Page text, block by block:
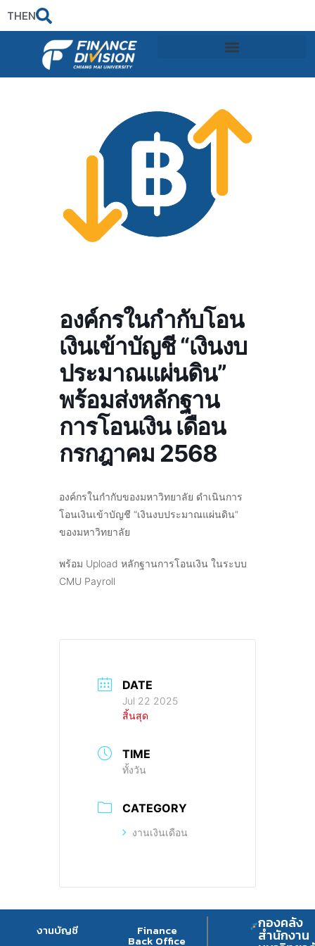
THEN
องค์กรในกำกับโอน
เงินเข้าบัญชี “เงินงบ
ประมาณแผ่นดิน”
พร้อมส่งหลักฐาน
การโอนเงิน เดือน
กรกฎาคม 2568
องค์กรในกำกับของมหาวิทยาลัย ดำเนินการ
โอนเงินเข้าบัญชี “เงินงบประมาณแผ่นดิน”
ของมหาวิทยาลัย
พร้อม Upload หลักฐานการโอนเงิน ในระบบ
CMU Payroll
DATE
Jul 22 2025
สิ้นสุด
TIME
ทั้งวัน
CATEGORY
งานเงินเดือน
งานบัญชี Finance
Back Office
กองคลัง
สำนักงาน